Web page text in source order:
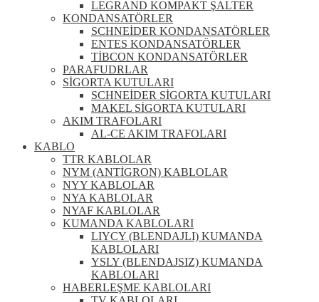
LEGRAND KOMPAKT ŞALTER
KONDANSATÖRLER
SCHNEİDER KONDANSATÖRLER
ENTES KONDANSATÖRLER
TİBCON KONDANSATÖRLER
PARAFUDRLAR
SİGORTA KUTULARI
SCHNEİDER SİGORTA KUTULARI
MAKEL SİGORTA KUTULARI
AKIM TRAFOLARI
AL-CE AKIM TRAFOLARI
KABLO
TTR KABLOLAR
NYM (ANTİGRON) KABLOLAR
NYY KABLOLAR
NYA KABLOLAR
NYAF KABLOLAR
KUMANDA KABLOLARI
LIYCY (BLENDAJLI) KUMANDA
KABLOLARI
YSLY (BLENDAJSIZ) KUMANDA
KABLOLARI
HABERLEŞME KABLOLARI